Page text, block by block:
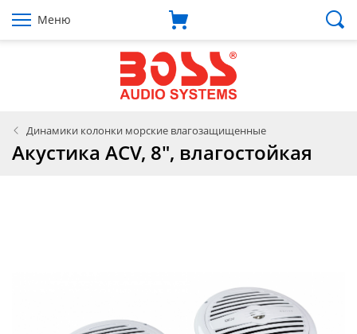
Меню
Динамики колонки морские влагозащищенные
Акустика ACV, 8", влагостойкая